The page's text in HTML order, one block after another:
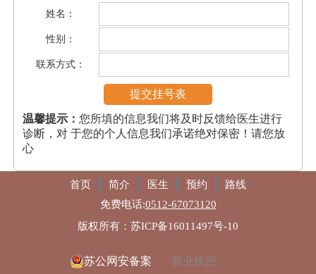
姓名：
性别：
联系方式：
温馨提示：您所填的信息我们将及时反馈给医生进行
诊断，对 于您的个人信息我们承诺绝对保密！请您放
心
首页 简介 医生 预约
路线
免费电话:0512-67073120
版权所有：苏ICP备16011497号-10
苏公网安备案 营业执照